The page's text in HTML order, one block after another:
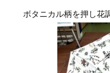
ボタニカル柄を押し花